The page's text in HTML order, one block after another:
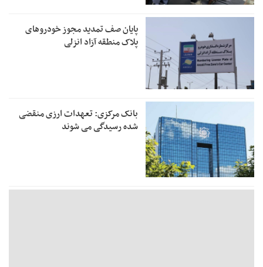
پایان صف تمدید مجوز خودروهای
پلاک منطقه آزاد انزلی
بانک مرکزی: تعهدات ارزی منقضی
شده رسیدگی می شوند